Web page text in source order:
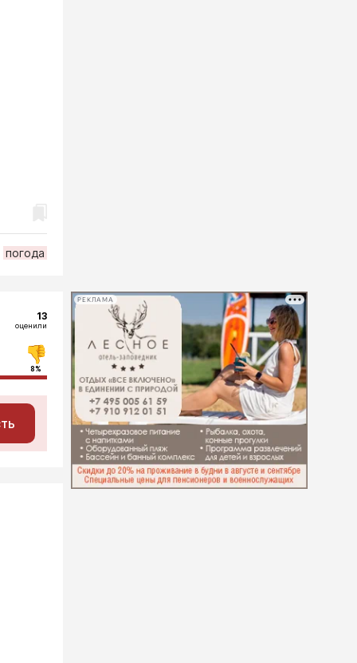
погода
13
оценили
8%
РЕКЛАМА